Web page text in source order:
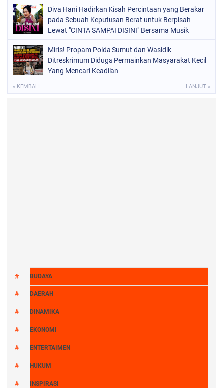
Diva Hani Hadirkan Kisah Percintaan yang Berakar
pada Sebuah Keputusan Berat untuk Berpisah
Lewat "CINTA SAMPAI DISINI" Bersama Musik
Miris! Propam Polda Sumut dan Wasidik
Ditreskrimum Diduga Permainkan Masyarakat Kecil
Yang Mencari Keadilan
« KEMBALI LANJUT »
BUDAYA
DAERAH
DINAMIKA
EKONOMI
ENTERTAIMEN
HUKUM
INSPIRASI